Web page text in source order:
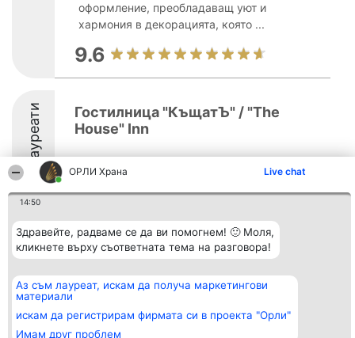
ОРЛИ Храна Live chat
14:50
Здравейте, радваме се да ви помогнем! 🙂 Моля,
кликнете върху съответната тема на разговора!
Аз съм лауреат, искам да получа маркетингови
материали
искам да регистрирам фирмата си в проекта "Орли"
Имам друг проблем
оформление, преобладаващ уют и
хармония в декорацията, която ...
9.6
Лауреати
Гостилница "КъщатЪ" / "The
House" Inn
9
Организатор на
класиране
Beautiful Company S.R.L.
Sus Nr. 2, Bl. A30, Sc. A, Et.
4, Ap. 13
București 53-238
CUI 36737675
Класация
Победители
Списък на
победители
Правила
Политика за
Контакти
Контакти